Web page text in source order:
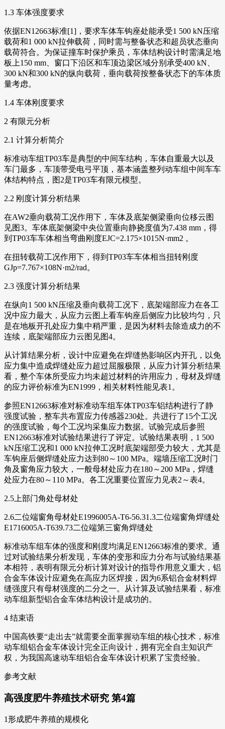
1.3 车体强度要求
依据EN12663标准[1]，要求车体车钩座处能承受1 500 kN压缩
载荷和1 000 kN拉伸载荷，同时需与整备状态和超员状态垂向
载荷符合。为保证撞车时保护乘员，车体结构设计时需满足地
板上150 mm、窗口下沿区和车顶边梁区域分别承受400 kN、
300 kN和300 kN的纵向载荷，垂向载荷按整备状态下的车体质
量考虑。
1.4 车体刚度要求
2 有限元分析
2.1 计算分析简介
标准动车组TP03车是典型的中间车结构，车体自重最大以及
车门最多，车顶带受电弓平顶，基本涵盖整列动车组中间车车
体结构特点，图2是TP03车有限元模型。
2.2 刚度计算分析结果
在AW2垂向载荷工况作用下，车体及底架侧梁垂向位移云图
见图3。车体底架侧梁中央位置垂向静挠度值为7.438 mm，得
到TP03车车体相当弯曲刚度EJC=2.175×1015N·mm2 。
在扭转载荷工况作用下，得到TP03车车体相当扭转刚度
GJp=7.767×108N·m2/rad。
2.3 强度计算分析结果
在纵向1 500 kN压缩及垂向载荷工况下，底架端部应力在各工
况中应力最大，从应力云图上看车钩座后侧应力比较均匀，只
是在地板开孔处应力集中稍严重，是因为材料去除造成力的不
连续，底架端部应力云图见图4。
从计算结果分析，设计中应避免在焊缝热影响区内开孔，以免
应力集中造成焊缝处应力超过屈服极限，从应力计算分析结果
看，整个车体所受应力均未超过材料的许用应力，母材及焊缝
的应力评价标准为EN1999，相关材料性能见表1。
参照EN12663标准对标准动车组车体TP03车铝结构进行了静
强度试验，整车共布置应力传感器230处。共进行了15个工况
的强度试验，每个工况均采集应力数据。试验完成后参照
EN12663标准对试验结果进行了评定。试验结果表明，1 500
kN压缩工况和1 000 kN拉伸工况时底架端部受力较大，尤其是
车钩座后侧焊缝处应力达到80～100 MPa。端墙压缩工况时门
角及窗角应力较大，一般母材处应力在180～200 MPa，焊缝
处应力在80～110 MPa。各工况重要位置应力见表2～表4。
2.5上部门角处母材处
2.6二位端窗角母材处E1996005A-T6-56.31.3二位端窗角焊缝处
E1716005A-T639.73二位端第三窗角焊缝处
标准动车组车体的强度和刚度均满足EN12663标准的要求。通
过对试验结果分析发现，车体的变形和应力分布与试验结果基
本相符，表明有限元分析计算对设计的指导作用意义重大，铝
合金车体设计应避免在高应力区焊接，因为6系铝合金材料焊
缝强度只有母材强度的二分之一。从计算及试验结果看，标准
动车组新型铝合金车体结构设计是成功的。
4 结束语
中国高铁要“走出去”就需要全面掌握动车组的核心技术，标准
动车组铝合金车体设计完全正向设计，拥有完全自主知识产
权，为我国高速动车组铝合金车体设计积累了宝贵经验。
参考文献
高强度肥牛养殖技术研究 第4篇
1形成肥牛养殖的规模化